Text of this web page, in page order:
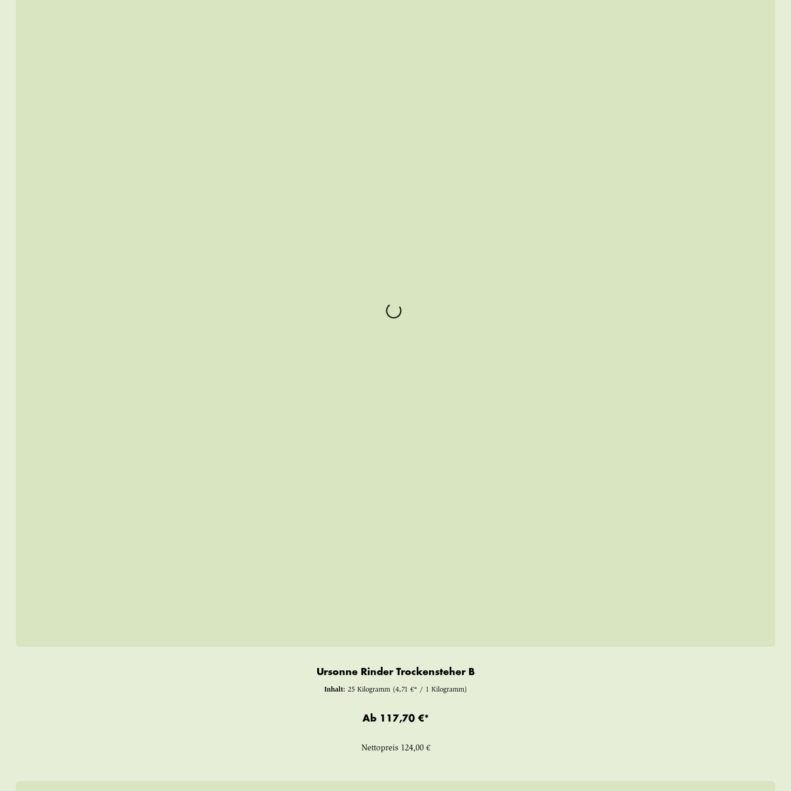
Ursonne Rinder Trockensteher B
Inhalt: 25 Kilogramm (4,71 €* / 1 Kilogramm)
Ab 117,70 €*
Nettopreis 124,00 €